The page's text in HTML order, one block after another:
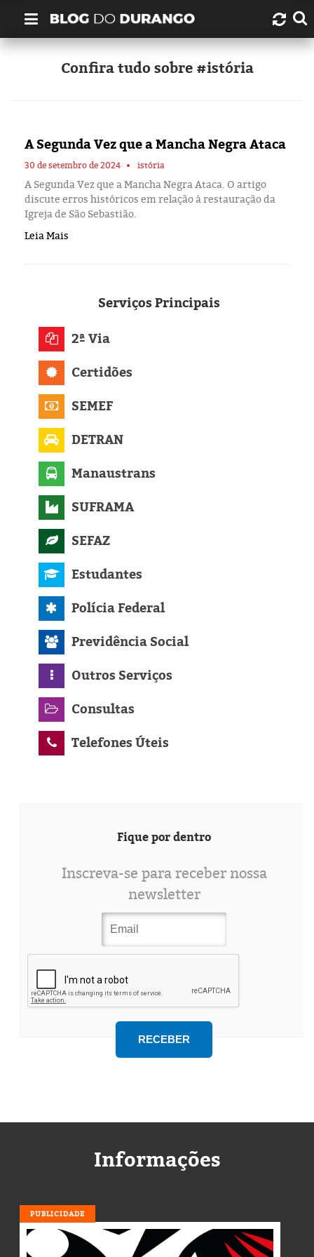
Quem é Durango Duarte?
Artigos
Amazonas
Eleições 2024
Confira tudo sobre #istória
A Segunda Vez que a Mancha Negra Ataca
30 de setembro de 2024 istória
A Segunda Vez que a Mancha Negra Ataca. O artigo
discute erros históricos em relação à restauração da
Igreja de São Sebastião.
Leia Mais
ServiçosPrincipais
2ª Via
Certidões
SEMEF
DETRAN
Manaustrans
SUFRAMA
SEFAZ
Estudantes
Polícia Federal
Previdência Social
Outros Serviços
Consultas
Telefones Úteis
Fique por dentro
Inscreva-se para receber nossa
newsletter
Informações
PUBLICIDADE